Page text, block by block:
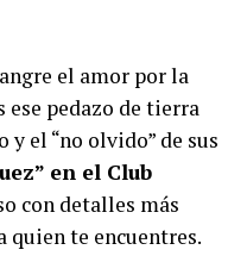
el amor por la
ese pedazo de tierra
el “no olvido” de sus
en el Club
con detalles más
quien te encuentres.